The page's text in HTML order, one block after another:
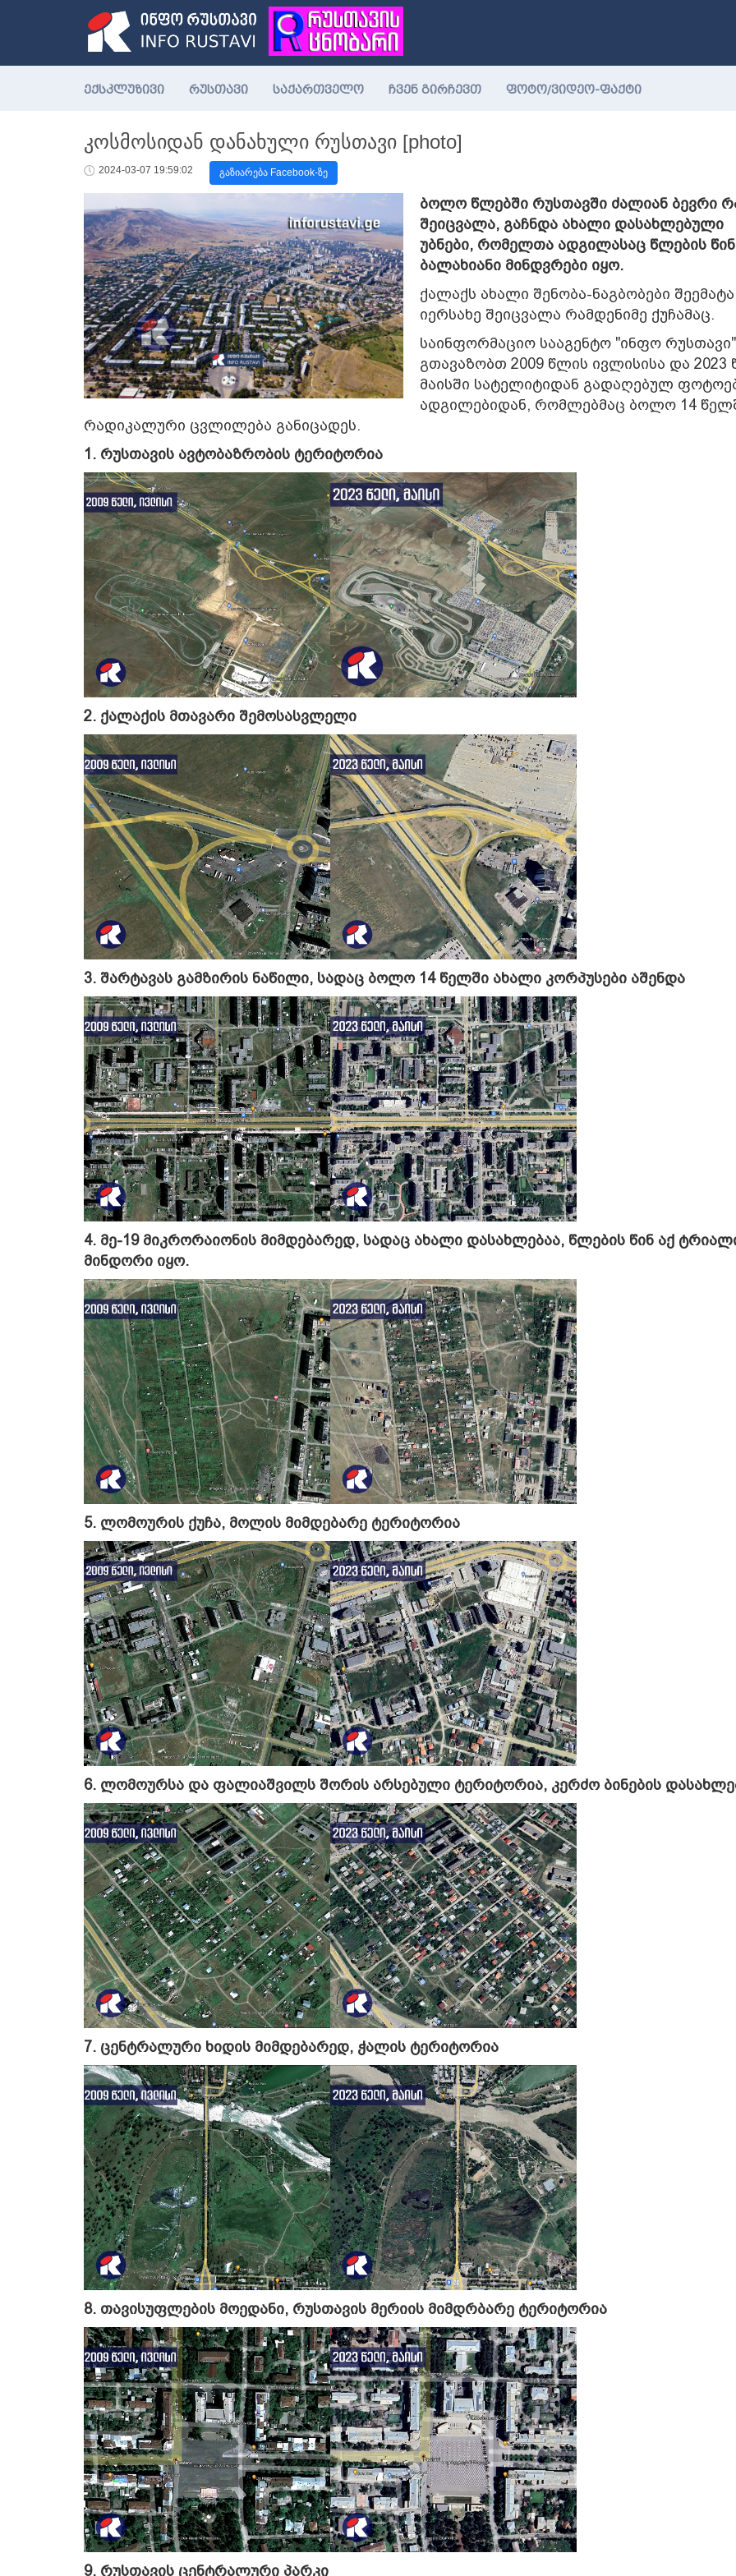
ექსკლუზივი რუსთავი საქართველო ჩვენ გირჩევთ ფოტო/ვიდეო-ფაქტი
კოსმოსიდან დანახული რუსთავი [photo]
2024-03-07 19:59:02 გაზიარება Facebook-ზე
ბოლო წლებში რუსთავში ძალიან ბევრი
შეიცვალა, გაჩნდა ახალი დასახლებული
უბნები, რომელთა ადგილასაც წლების წინ
ბალახიანი მინდვრები იყო.
ქალაქს ახალი შენობა-ნაგბობები
იერსახე შეიცვალა რამდენიმე ქუჩამაც.
საინფორმაციო სააგენტო "ინფო რუსთავი"
გთავაზობთ 2009 წლის ივლისისა და 2023
მაისში სატელიტიდან გადაღებულ
ადგილებიდან, რომლებმაც ბოლო 14
რადიკალური ცვლილება განიცადეს.
1. რუსთავის ავტობაზრობის ტერიტორია
2. ქალაქის მთავარი შემოსასვლელი
3. შარტავას გამზირის ნაწილი, სადაც ბოლო 14 წელში ახალი კორპუსები აშენდა
4. მე-19 მიკრორაიონის მიმდებარედ, სადაც ახალი დასახლებაა, წლების წინ აქ
მინდორი იყო.
5. ლომოურის ქუჩა, მოლის მიმდებარე ტერიტორია
6. ლომოურსა და ფალიაშვილს შორის არსებული ტერიტორია, კერძო ბინების
7. ცენტრალური ხიდის მიმდებარედ, ჭალის ტერიტორია
8. თავისუფლების მოედანი, რუსთავის მერიის მიმდრბარე ტერიტორია
9. რუსთავის ცენტრალური პარკი